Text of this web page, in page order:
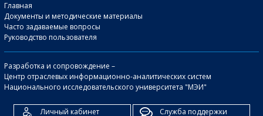
Главная
Документы и методические материалы
Часто задаваемые вопросы
Руководство пользователя
Разработка и сопровождение –
Центр отраслевых информационно-аналитических систем
Национального исследовательского университета "МЭИ"
Личный кабинет Служба поддержки